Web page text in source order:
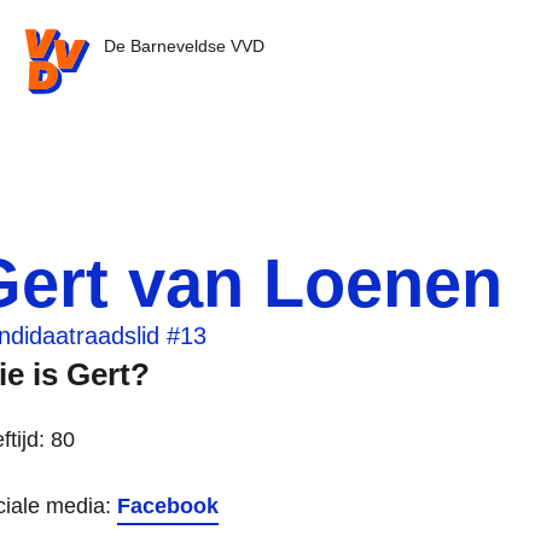
VVD.nl - Ga naar de homepage
De Barneveldse VVD
van Loenen
#13
is Gert?
80
media: Facebook